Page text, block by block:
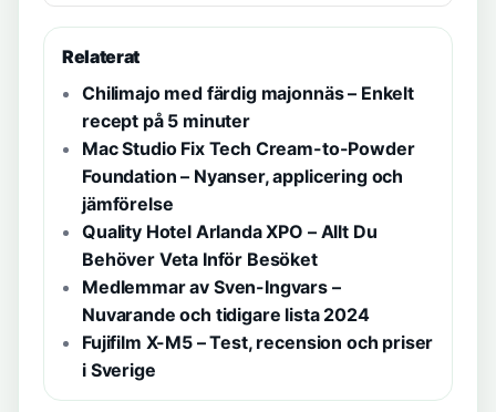
Relaterat
Chilimajo med färdig majonnäs – Enkelt
recept på 5 minuter
Mac Studio Fix Tech Cream-to-Powder
Foundation – Nyanser, applicering och
jämförelse
Quality Hotel Arlanda XPO – Allt Du
Behöver Veta Inför Besöket
Medlemmar av Sven-Ingvars –
Nuvarande och tidigare lista 2024
Fujifilm X-M5 – Test, recension och priser
i Sverige